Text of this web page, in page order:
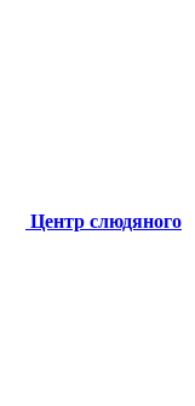
Центр слюдяного